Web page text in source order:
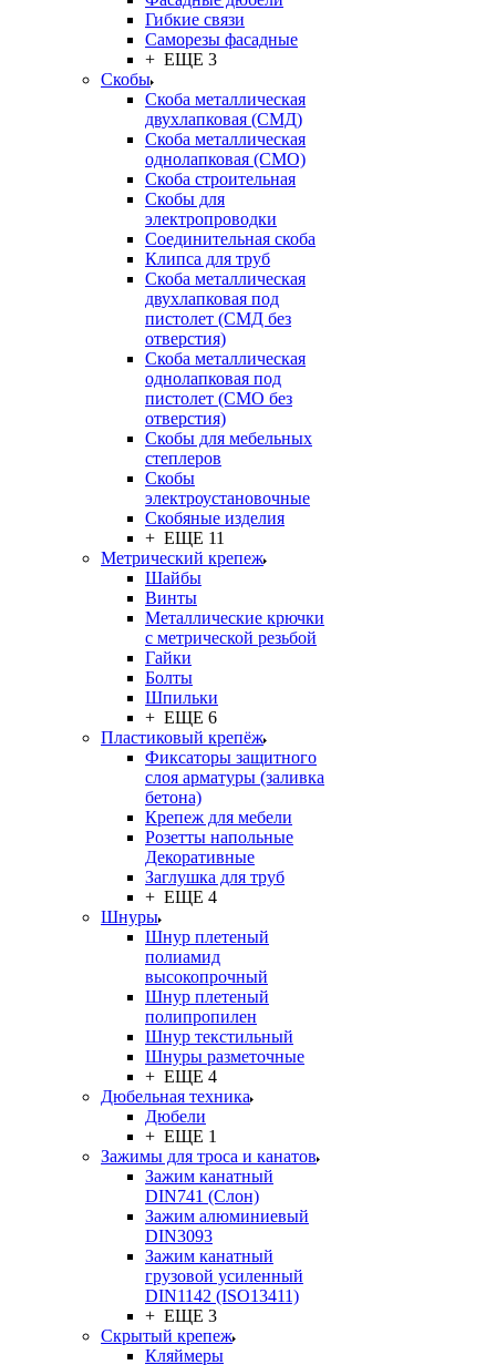
Гибкие связи
Саморезы фасадные
+ ЕЩЕ 3
Скобы
Скоба металлическая
двухлапковая (СМД)
Скоба металлическая
однолапковая (СМО)
Скоба строительная
Скобы для
электропроводки
Соединительная скоба
Клипса для труб
Скоба металлическая
двухлапковая под
пистолет (СМД без
отверстия)
Скоба металлическая
однолапковая под
пистолет (СМО без
отверстия)
Скобы для мебельных
степлеров
Скобы
электроустановочные
Скобяные изделия
+ ЕЩЕ 11
Метрический крепеж
Шайбы
Винты
Металлические крючки
с метрической резьбой
Гайки
Болты
Шпильки
+ ЕЩЕ 6
Пластиковый крепёж
Фиксаторы защитного
слоя арматуры (заливка
бетона)
Крепеж для мебели
Розетты напольные
Декоративные
Заглушка для труб
+ ЕЩЕ 4
Шнуры
Шнур плетеный
полиамид
высокопрочный
Шнур плетеный
полипропилен
Шнур текстильный
Шнуры разметочные
+ ЕЩЕ 4
Дюбельная техника
Дюбели
+ ЕЩЕ 1
Зажимы для троса и канатов
Зажим канатный
DIN741 (Cлон)
Зажим алюминиевый
DIN3093
Зажим канатный
грузовой усиленный
DIN1142 (ISO13411)
+ ЕЩЕ 3
Скрытый крепеж
Кляймеры